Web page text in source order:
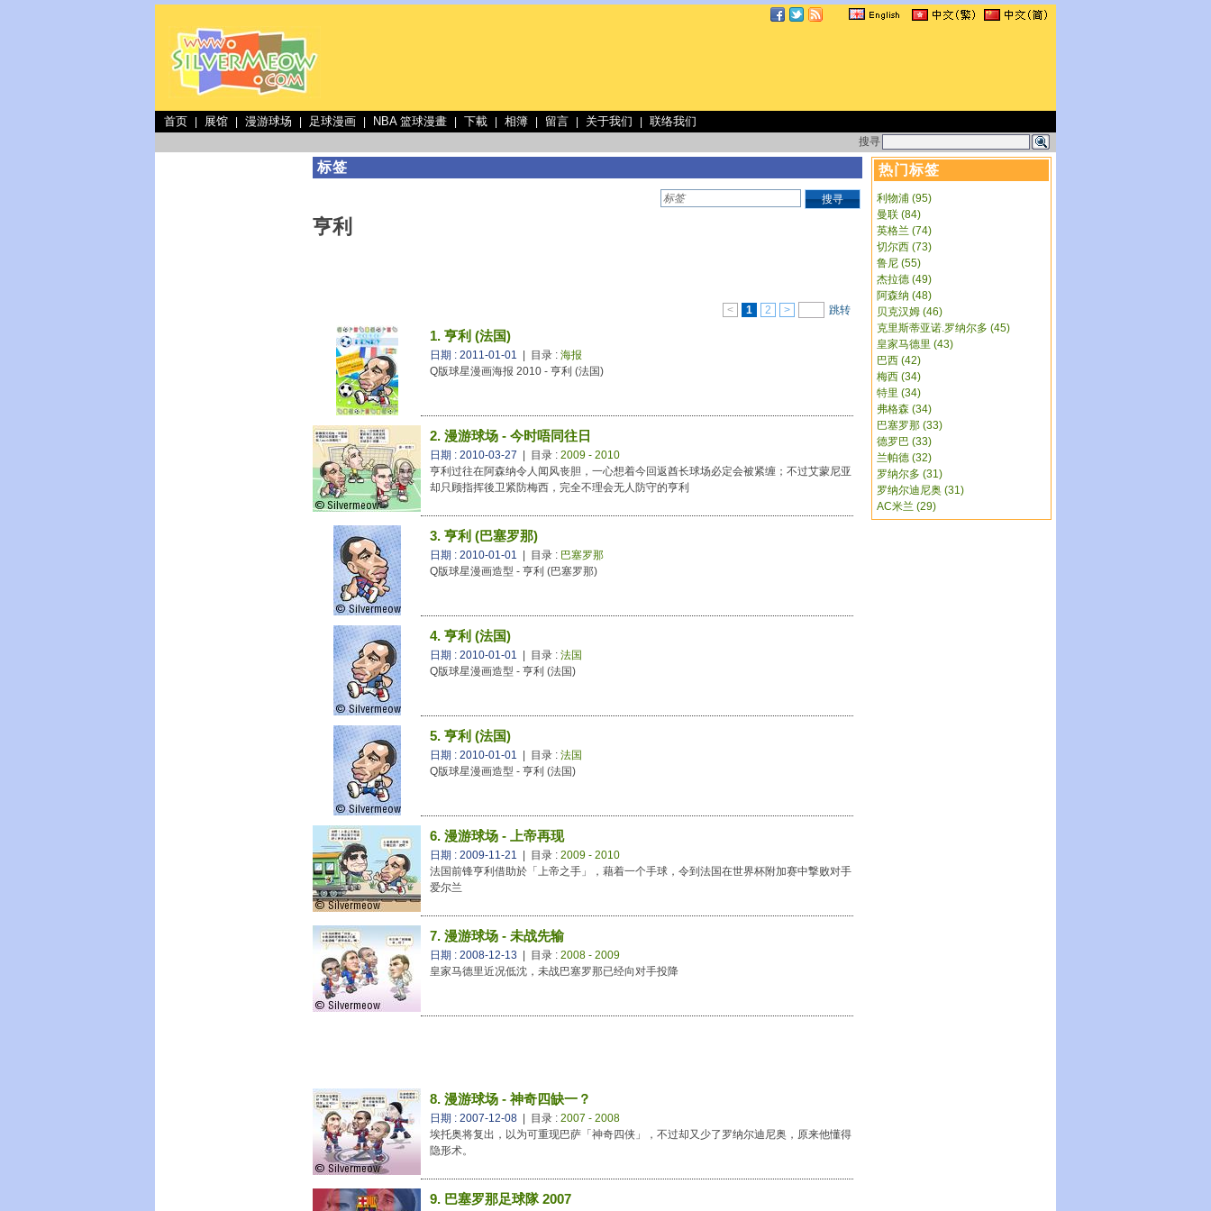
首页 展馆 漫游球场 足球漫画 NBA 篮球漫畫 下載 相簿 留言 关于我们 联络我们
搜寻
标签
搜寻
亨利
< 1 2 > 跳转
1. 亨利 (法国)
日期 : 2011-01-01 | 目录 : 海报
Q版球星漫画海报 2010 - 亨利 (法国)
2. 漫游球场 - 今时唔同往日
日期 : 2010-03-27 | 目录 : 2009 - 2010
亨利过往在阿森纳令人闻风丧胆，一心想着今回返酋长球场必定会被紧缠；不过艾蒙尼亚
却只顾指挥後卫紧防梅西，完全不理会无人防守的亨利
3. 亨利 (巴塞罗那)
日期 : 2010-01-01 | 目录 : 巴塞罗那
Q版球星漫画造型 - 亨利 (巴塞罗那)
4. 亨利 (法国)
日期 : 2010-01-01 | 目录 : 法国
Q版球星漫画造型 - 亨利 (法国)
5. 亨利 (法国)
日期 : 2010-01-01 | 目录 : 法国
Q版球星漫画造型 - 亨利 (法国)
6. 漫游球场 - 上帝再现
日期 : 2009-11-21 | 目录 : 2009 - 2010
法国前锋亨利借助於「上帝之手」，藉着一个手球，令到法国在世界杯附加赛中撃败对手
爱尔兰
7. 漫游球场 - 未战先输
日期 : 2008-12-13 | 目录 : 2008 - 2009
皇家马德里近况低沈，未战巴塞罗那已经向对手投降
8. 漫游球场 - 神奇四缺一？
日期 : 2007-12-08 | 目录 : 2007 - 2008
埃托奥将复出，以为可重现巴萨「神奇四侠」，不过却又少了罗纳尔迪尼奥，原来他懂得
隐形术。
9. 巴塞罗那足球隊 2007
热门标签
利物浦 (95)
曼联 (84)
英格兰 (74)
切尔西 (73)
鲁尼 (55)
杰拉德 (49)
阿森纳 (48)
贝克汉姆 (46)
克里斯蒂亚诺.罗纳尔多 (45)
皇家马德里 (43)
巴西 (42)
梅西 (34)
特里 (34)
弗格森 (34)
巴塞罗那 (33)
德罗巴 (33)
兰帕德 (32)
罗纳尔多 (31)
罗纳尔迪尼奥 (31)
AC米兰 (29)